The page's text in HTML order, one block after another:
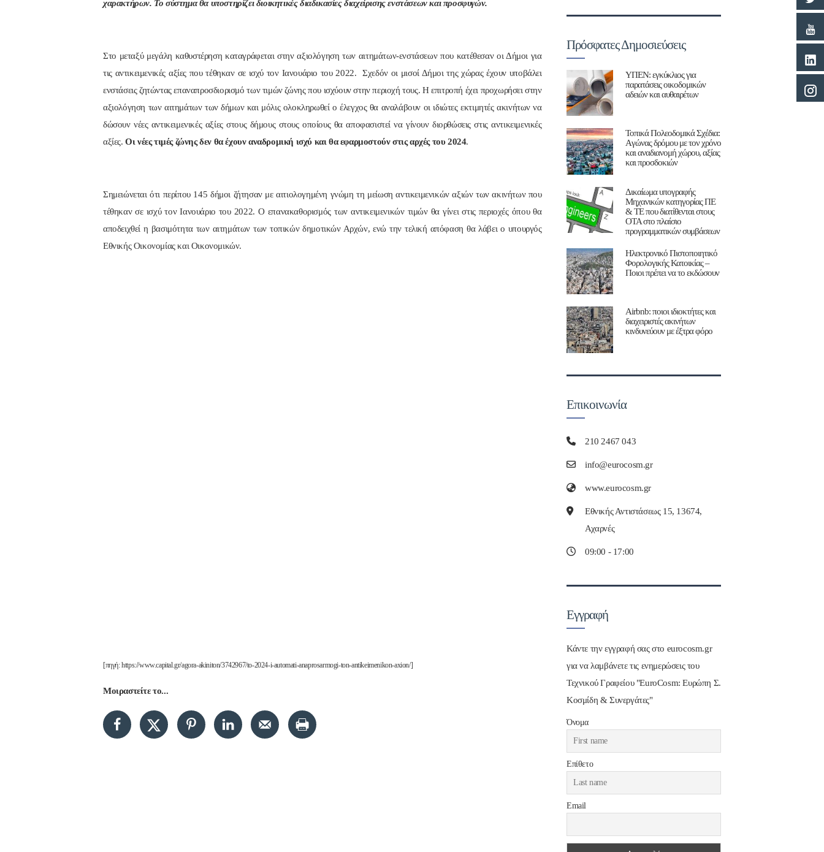
χαρακτήρων. Το σύστημα θα υποστηρίζει διοικητικές διαδικασίες διαχείρισης ενστάσεων και προσφυγών.
Στο μεταξύ μεγάλη καθυστέρηση καταγράφεται στην αξιολόγηση των αιτημάτων-ενστάσεων που κατέθεσαν οι Δήμοι για
τις αντικειμενικές αξίες που τέθηκαν σε ισχύ τον Ιανουάριο του 2022. Σχεδόν οι μισοί Δήμοι της χώρας έχουν υποβάλει
ενστάσεις ζητώντας επαναπροσδιορισμό των τιμών ζώνης που ισχύουν στην περιοχή τους. Η επιτροπή έχει προχωρήσει στην
αξιολόγηση των αιτημάτων των δήμων και μόλις ολοκληρωθεί ο έλεγχος θα αναλάβουν οι ιδιώτες εκτιμητές ακινήτων να
δώσουν νέες αντικειμενικές αξίες στους δήμους στους οποίους θα αποφασιστεί να γίνουν διορθώσεις στις αντικειμενικές
αξίες.Οι νέες τιμές ζώνης δεν θα έχουν αναδρομική ισχύ και θα εφαρμοστούν στις αρχές του 2024.
Σημειώνεται ότι περίπου 145 δήμοι ζήτησαν με αιτιολογημένη γνώμη τη μείωση αντικειμενικών αξιών των ακινήτων που
τέθηκαν σε ισχύ τον Ιανουάριο του 2022. Ο επανακαθορισμός των αντικειμενικών τιμών θα γίνει στις περιοχές όπου θα
αποδειχθεί η βασιμότητα των αιτημάτων των τοπικών δημοτικών Αρχών, ενώ την τελική απόφαση θα λάβει ο υπουργός
Εθνικής Οικονομίας και Οικονομικών.
[πηγή: https://www.capital.gr/agora-akiniton/3742967/to-2024-i-automati-anaprosarmogi-ton-antikeimenikon-axion/]
Μοιραστείτε το...
Πρόσφατες Δημοσιεύσεις
ΥΠΕΝ: εγκύκλιος για
παρατάσεις οικοδομικών
αδειών και αυθαιρέτων
Τοπικά Πολεοδομικά Σχέδια:
Aγώνας δρόμου με τον χρόνο
και αναδιανομή χώρου, αξίας
και προσδοκιών
Δικαίωμα υπογραφής
Μηχανικών κατηγορίας ΠΕ
& ΤΕ που διατίθενται στους
ΟΤΑ στο πλαίσιο
προγραμματικών συμβάσεων
Ηλεκτρονικό Πιστοποιητικό
Φορολογικής Κατοικίας –
Ποιοι πρέπει να το εκδώσουν
Airbnb: ποιοι ιδιοκτήτες και
διαχειριστές ακινήτων
κινδυνεύουν με έξτρα φόρο
Επικοινωνία
210 2467 043
info@eurocosm.gr
www.eurocosm.gr
Εθνικής Αντιστάσεως 15, 13674,
Αχαρνές
09:00 - 17:00
Εγγραφή
Κάντε την εγγραφή σας στο eurocosm.gr
για να λαμβάνετε τις ενημερώσεις του
Τεχνικού Γραφείου "EuroCosm: Ευρώπη Σ.
Κοσμίδη & Συνεργάτες"
Όνομα
Επίθετο
Email